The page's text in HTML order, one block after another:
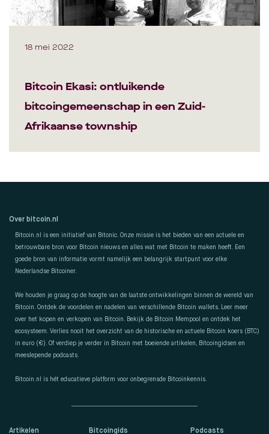
18 mei 2022
Bitcoin Ekasi: ontluikende
bitcoingemeenschap in een Zuid-
Afrikaanse township
Artikelen Bitcoingids Podcasts
Over bitcoin.nl
Bitcoin.nl is een initiatief van Bitonic. Onze missie is het bieden van een actuele en
betrouwbare bron voor Bitcoin nieuws en alles wat met Bitcoin te maken heeft. Een
goede bron van informatie vormt namelijk een belangrijk startpunt voor elke
Nederlandse Bitcoiner.
We houden je graag op de hoogte van de laatste ontwikkelingen binnen de wereld van
Bitcoin. Ontdek de voordelen en nadelen van verschillende Bitcoin wallets. Leer meer
over het kopen en verkopen van Bitcoin. Bekijk de Bitcoin Mempool en ontdek het
ecosysteem. Verlies nooit het overzicht van de historische en actuele Bitcoin koers (BTC)
in euro (€). Of verdiep je verder in Bitcoin met boeiende artikelen, Bitcoingidsen en
meeslepende podcasts.
Bitcoin.nl is hét educatieve platform voor onbegrensde Bitcoinkennis.